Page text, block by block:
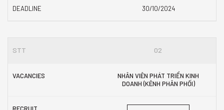
30/10/2024
02
NHÂN VIÊN PHÁT TRIỂN KINH
DOANH (KÊNH PHÂN PHỐI)